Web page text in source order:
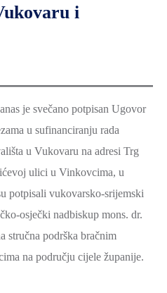
i
je svečano potpisan Ugovor
u sufinanciranju rada
u Vukovaru na adresi Trg
ulici u Vinkovcima, u
potpisali vukovarsko-srijemski
osječki nadbiskup mons. dr.
stručna podrška bračnim
na području cijele županije.